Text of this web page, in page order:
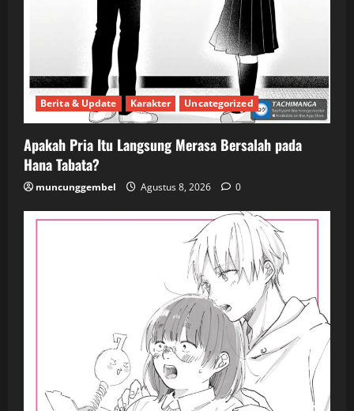
Berita & Update Karakter Uncategorized
Apakah Pria Itu Langsung Merasa Bersalah pada
Hana Tabata?
muncunggembel Agustus 8, 2026 0